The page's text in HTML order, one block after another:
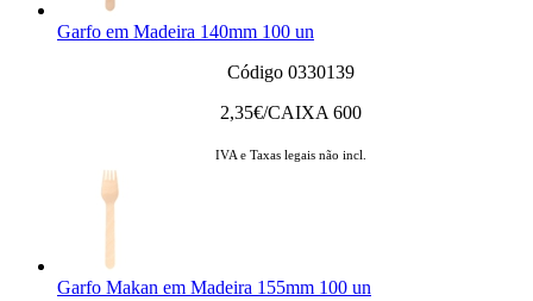
Garfo em Madeira 140mm 100 un
Código 0330139
2,35€/CAIXA 600
IVA e Taxas legais não incl.
Garfo Makan em Madeira 155mm 100 un